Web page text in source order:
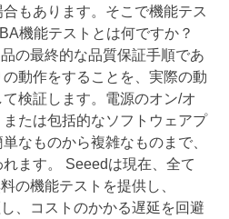
もあります。そこで機能テス
機能テストとは何ですか？
の最終的な品質保証手順であ
動作をすることを、実際の動
検証します。電源のオン/オ
たは包括的なソフトウェアプ
なものから複雑なものまで、
ます。 Seeedは現在、全て
の機能テストを提供し、
、コストのかかる遅延を回避